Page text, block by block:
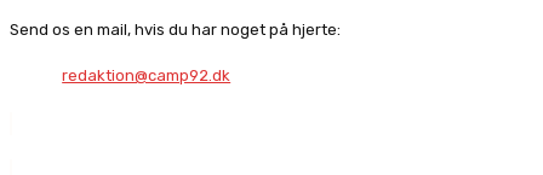
Send os en mail, hvis du har noget på hjerte:
redaktion@camp92.dk